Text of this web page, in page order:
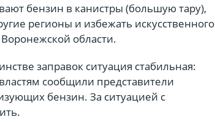
бензин в канистры (большую тару),
регионы и избежать искусственного
области.
заправок ситуация стабильная:
сообщили представители
бензин. За ситуацией с